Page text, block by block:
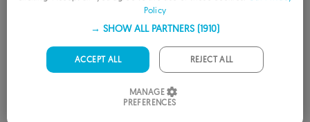
PORTUGUESE
Policy
SHOW ALL PARTNERS (1910) →
ACCEPT ALL REJECT ALL
MANAGE
PREFERENCES